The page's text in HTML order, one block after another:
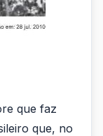
que faz
que, no